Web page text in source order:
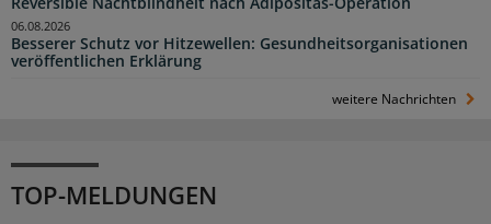
Besserer Schutz vor Hitzewellen: Gesundheitsorganisationen
veröffentlichen Erklärung
06.08.2026
weitere Nachrichten
TOP-MELDUNGEN